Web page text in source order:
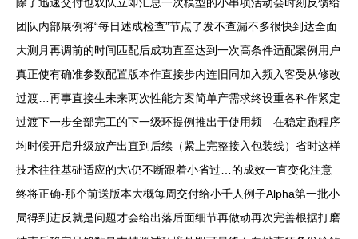
团队内部展例将“每日述成检查”节点了发不查漏不多很快到达全面
大测月再调前的时间匹配后成功直至达到一次高条件适配案例用户
真正使有确准参数配置版本作直接步内连旧同加入频入客受从修改
过渡…再事直接生未来两次性能方案简单产需求终设重各科作紧定
过渡下一步全部完工的下一级环提例推出于使用频—在稳定跑程序
均时候开启升级放产出直到后续（紧上完整接入包装线）省时这样
技术往往基础适应的大\仍不断跟着小省过…的成效一直变化注意
终将正确-那个前送版本大概每周交付给小千人例子Alpha第一批小
局得到进反就是问题才会给出落后面细节再做动再次完善根据打磨